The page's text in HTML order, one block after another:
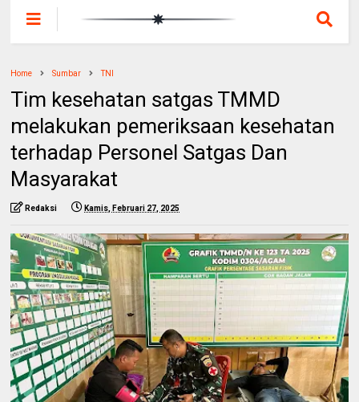
Home Sumbar TNI
Tim kesehatan satgas TMMD
melakukan pemeriksaan kesehatan
terhadap Personel Satgas Dan
Masyarakat
Redaksi Kamis, Februari 27, 2025